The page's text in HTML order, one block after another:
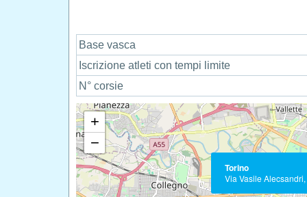
Base vasca
Iscrizione atleti con tempi limite
N° corsie
Torino
Via Vasile
+
−